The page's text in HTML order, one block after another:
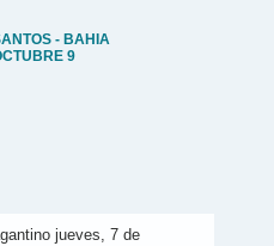
- BAHIA
9
jueves, 7 de